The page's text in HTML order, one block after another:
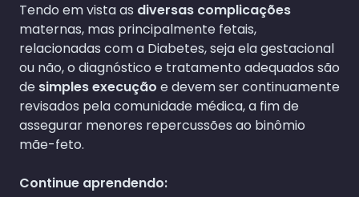
Tendo em vista as diversas complicações
maternas, mas principalmente fetais,
relacionadas com a Diabetes, seja ela gestacional
ou não, o diagnóstico e tratamento adequados são
de simples execução e devem ser continuamente
revisados pela comunidade médica, a fim de
assegurar menores repercussões ao binômio
mãe-feto.
Continue aprendendo: